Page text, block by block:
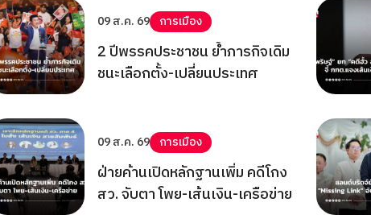
09 ส.ค. 69 การเมือง
2 ปีพรรคประชาชน ย้ำภารกิจเดิม
ชนะเลือกตั้ง-เปลี่ยนประเทศ
09 ส.ค. 69 การเมือง
ฝ่ายค้านเปิดหลักฐานเพิ่ม คดีโกง
สว. จับตา โพย-เส้นเงิน-เครือข่าย